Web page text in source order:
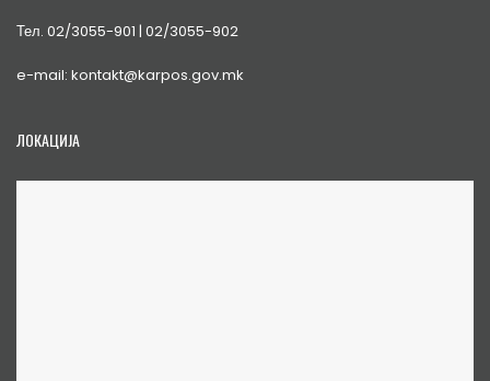
Тел. 02/3055-901 | 02/3055-902
e-mail: kontakt@karpos.gov.mk
ЛОКАЦИЈА